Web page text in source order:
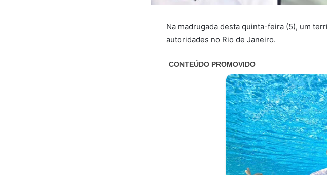
Na madrugada desta quinta-feira (5), um
autoridades no Rio de Janeiro.